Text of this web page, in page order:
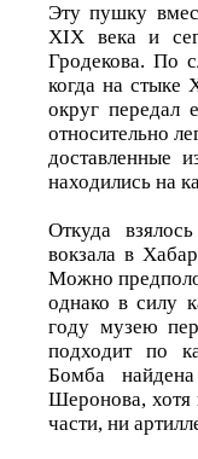
Эту пушку
XIX века и
Гродекова. По
когда на стыке
округ передал
относительно
доставленные
находились на
Откуда
вокзала в
Можно
однако в силу
году музею
подходит по
Бомба
Шеронова, хотя
части, ни